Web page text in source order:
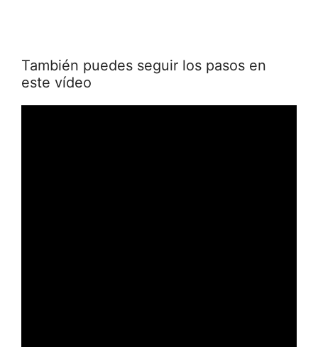
También puedes seguir los pasos en
este vídeo